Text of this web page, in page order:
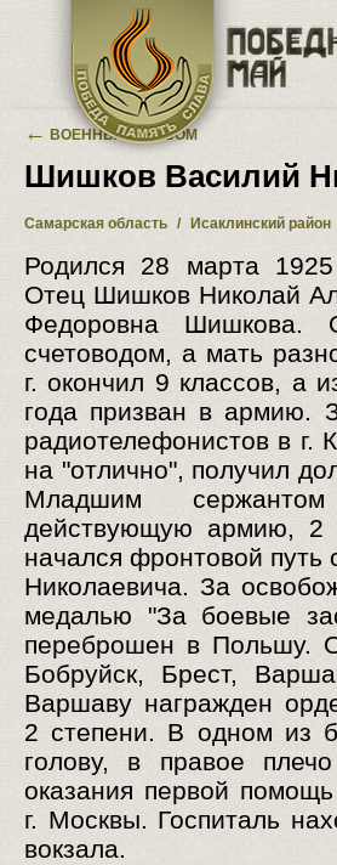
Перейти к основному содержанию
← ВОЕННЫЙ АЛЬБОМ
Шишков Василий
Самарская область / Исаклинский район
Родился 28 марта
Отец Шишков Николай
Федоровна Шишкова.
счетоводом, а мать
г. окончил 9 классов, а
года призван в армию.
радиотелефонистов в г.
на "отлично", получил
Младшим
действующую армию, 2
начался фронтовой
Николаевича. За
медалью "За боевые
переброшен в Польшу.
Бобруйск, Брест,
Варшаву награжден
2 степени. В одном из
голову, в правое
оказания первой
г. Москвы. Госпиталь
вокзала.